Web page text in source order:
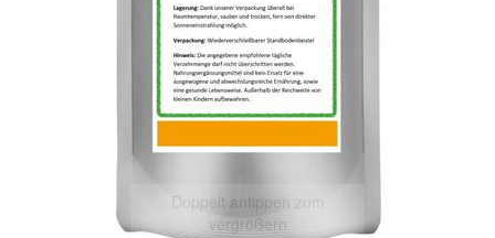
Doppelt antippen zum
vergrößern